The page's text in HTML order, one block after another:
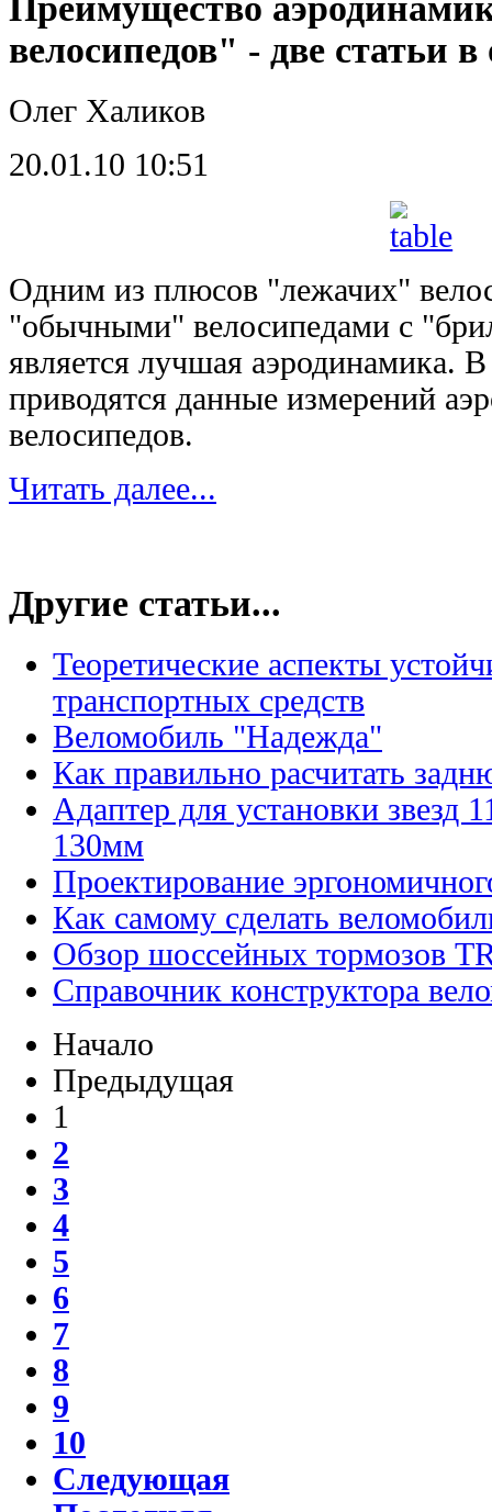
Преимущество
велосипедов" - две статьи в
Олег Халиков
20.01.10 10:51
Одним из плюсов "лежачих"
"обычными" велосипедами с
является лучшая аэродинамика. В
приводятся данные измерений
велосипедов.
Читать далее...
Другие статьи...
Теоретические аспекты
транспортных средств
Веломобиль "Надежда"
Как правильно расчитать
Адаптер для установки звезд
130мм
Проектирование
Как самому сделать
Обзор шоссейныx тормозов
Справочник конструктора
Начало
Предыдущая
1
2
3
4
5
6
7
8
9
10
Следующая